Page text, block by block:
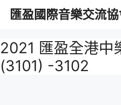
容
匯盈國際音樂交流
2021 匯盈全港中
(3101) -3102